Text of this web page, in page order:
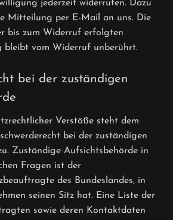
jederzeit widerrufen. Dazu
Mitteilung per E-Mail an uns. Die
bis zum Widerruf erfolgten
bleibt vom Widerruf unberührt.
bei der zuständigen
Verstöße steht dem
bei der zuständigen
Zuständige Aufsichtsbehörde in
Fragen ist der
des Bundeslandes, in
seinen Sitz hat. Eine Liste der
sowie deren Kontaktdaten